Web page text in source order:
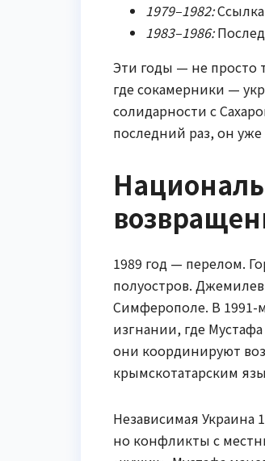
1979–1982:
1983–1986:
Эти годы — не просто
где сокамерники —
солидарности с
последний раз, он
1989 год — перелом.
полуостров. Джемилев
Симферополе. В 1991-
изгнании, где
они координируют
крымскотатарским
Независимая Украина
но конфликты с